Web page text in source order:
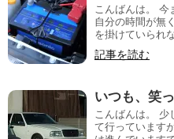
こんばんは。 今
自分の時間が無
を掛けていられな
記事を読む
いつも、笑
こんばんは。 少
て行っています